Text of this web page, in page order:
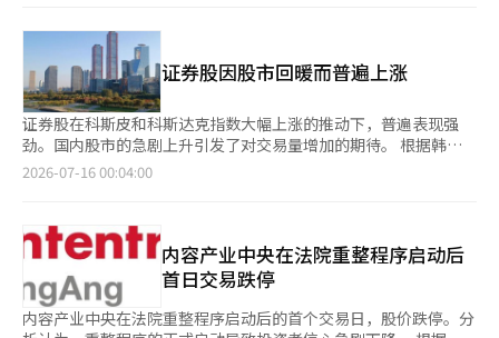
道：“国内主要品牌的稳健增长和进口产品组合的扩展策略，使新
推出品牌进入了稳定和扩大规模的阶段。”※ 本报道经人工智能
（AI）系统翻译与编辑。
突加剧，导致国际油价飙升。由于对原油供应中断的担忧加剧，资
金流入可再生能源相关股票的趋势明显。 在22日（当地时间），
纽约商业交易所9月交货的西德克萨斯中质原油（WTI）期货价格
较前一交易日上涨2.95%，收于每桶86.83美元；9月交货的布伦特
原油上涨3.36%，收于每桶94.07美元。 市场普遍认为，油价上涨
将增加基于化石燃料的发电成本负担，从而改善对太阳能、风能等
替代能源企业的投资情绪。 SK이터닉스是一家专注于太阳能、风
能、固体氧化物燃料电池（SOFC）和能源储存系统（ESS）的可
扩展了其业务范围。※ 本报道经人工智能（AI）系统翻译与编辑。
证券股因股市回暖而普遍上涨
证券股在科斯皮和科斯达克指数大幅上涨的推动下，普遍表现强
劲。国内股市的急剧上升引发了对交易量增加的期待。 根据韩国
交易所的数据，截至15日下午2时34分，三星证券较前一交易日上
于证券公司，基于证券公司上涨2万2000韩元（7.14%），报33万
韩元。 未来资产证券公司上涨2750韩元（7.10%），报4万1500
韩元，NH投资证券上涨1050韩元（3.52%），报3万800韩元，主
要证券股普遍呈现上涨趋势。 这被解读为受益于美国股市的强劲
表现，国内股市的投资者情绪得到改善。前一晚，纽约股市在对6
2026-07-16 00:04:00
内容产业中央在法院重整程序启动后
首日交易跌停
内容产业中央在法院重整程序启动后的首个交易日，股价跌停。分